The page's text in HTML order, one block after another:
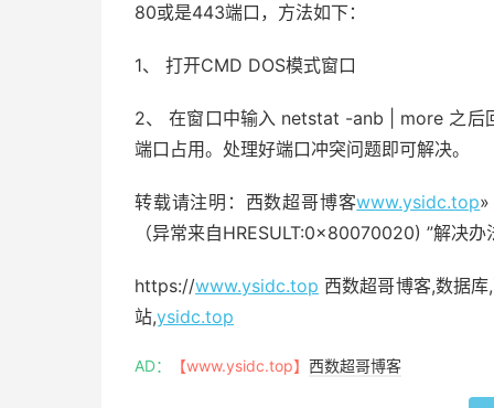
80或是443端口，方法如下：
1、 打开CMD DOS模式窗口
2、 在窗口中输入 netstat -anb | more 之后
端口占用。处理好端口冲突问题即可解决。
转载请注明：西数超哥博客www.ysidc.top
（异常来自HRESULT:0x80070020) ”解决办
https://www.ysidc.top 西数超哥博客,数据
站,ysidc.top
AD： 【www.ysidc.top】 西数超哥博客